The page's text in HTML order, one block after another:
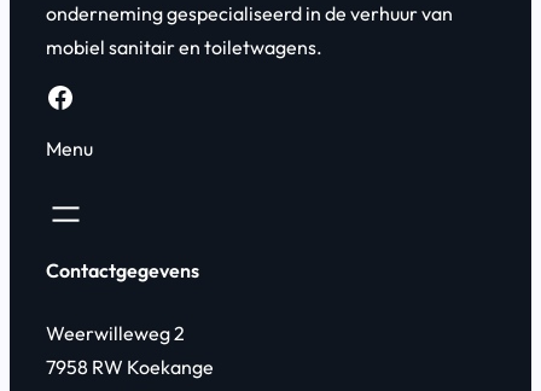
onderneming gespecialiseerd in de verhuur van
mobiel sanitair en toiletwagens.
Facebook
Menu
Contactgegevens
Weerwilleweg 2
7958 RW Koekange